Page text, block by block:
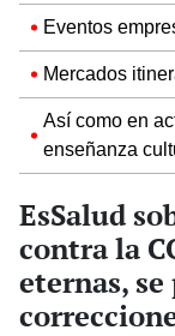
Eventos
Mercados
Así como en
enseñanza
EsSalud
contra la
eternas,